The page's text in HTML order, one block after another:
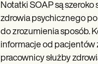
Notatki SOAP są
zdrowia psychicznego
do zrozumienia sposób.
informacje od pacjentów
pracownicy służby